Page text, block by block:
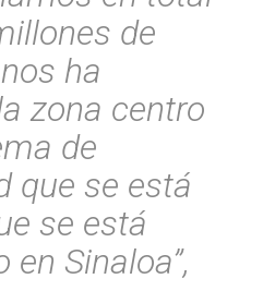
de
ha
zona centro
de
que se está
se está
en Sinaloa”,